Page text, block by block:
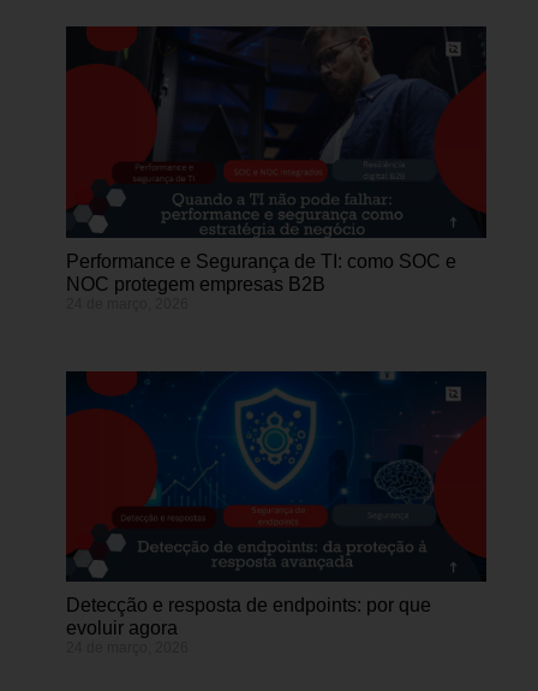
Performance e Segurança de TI: como SOC e
NOC protegem empresas B2B
Detecção e resposta de endpoints: por que
evoluir agora